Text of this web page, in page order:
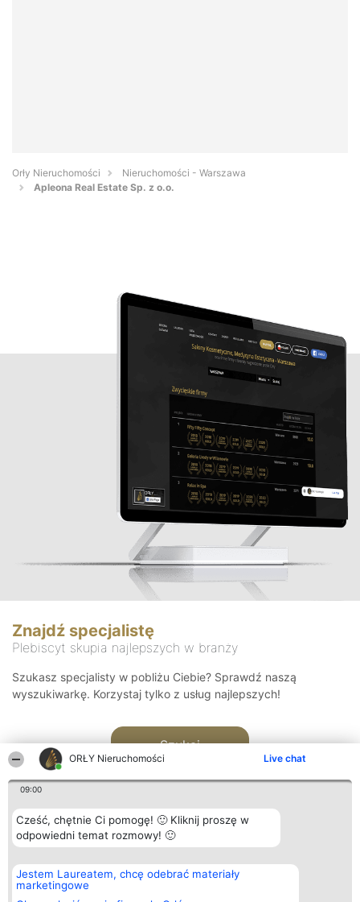
ORŁY Nieruchomości Live chat
09:00
Cześć, chętnie Ci pomogę! 🙂 Kliknij proszę w
odpowiedni temat rozmowy! 🙂
Jestem Laureatem, chcę odebrać materiały
marketingowe
Orły Nieruchomości
Nieruchomości - Warszawa
Apleona Real Estate Sp. z o.o.
Znajdź specjalistę
Plebiscyt skupia najlepszych w branży
Szukasz specjalisty w pobliżu Ciebie? Sprawdź naszą
wyszukiwarkę. Korzystaj tylko z usług najlepszych!
Szukaj
Organizator plebiscytu
Bright Side Solutions sp. z o.
o. sp. k.
ul. Ruska 22
Plebiscyt
Laureaci
wszystkich
Kontakt
Kontakt